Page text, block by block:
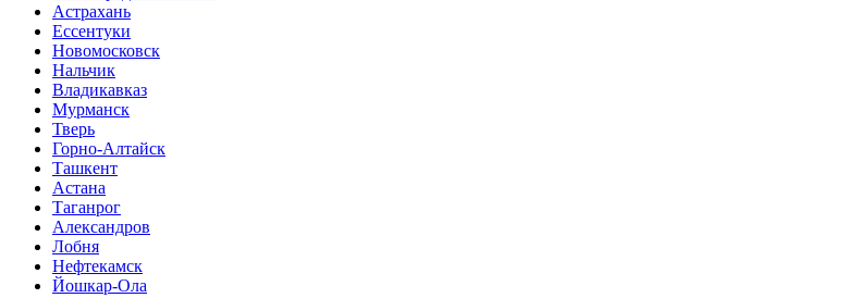
Астрахань
Ессентуки
Новомосковск
Нальчик
Владикавказ
Мурманск
Тверь
Горно-Алтайск
Ташкент
Астана
Таганрог
Александров
Лобня
Нефтекамск
Йошкар-Ола